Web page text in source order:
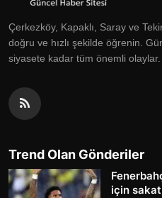
Çerkezköy, Kapaklı, Saray ve
doğru ve hızlı şekilde öğrenin.
siyasete kadar tüm önemli olaylar.
Trend Olan Gönderiler
için